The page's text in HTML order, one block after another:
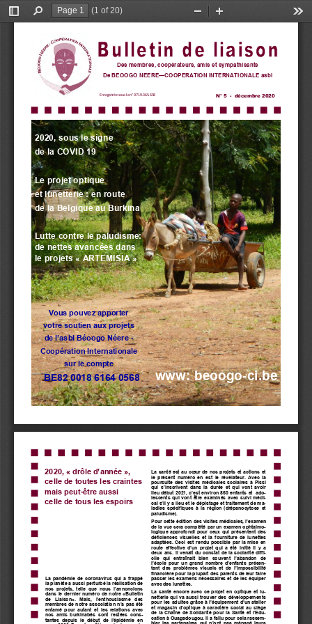
Toggle
Find
(1 of 20)
Zoom
N° 5
  -
  décembre 2020
Enregistrée sous le n° 0719.365.658
www: beoogo-ci.be
Des membres, coopérateurs, amis et sympathisants
De BEOOGO NEERE—COOPERATION INTERNATIONALE asbl
2020, sous le signe
de la COVID 19
Le projet optique
et lunetterie : en route
de la Belgique au Burkina
Lutte contre le paludisme:
de nettes avancées dans
le projets « ARTEMISIA »
Vous pouvez apporter
votre soutien aux projets
de l’asbl Béoogo Néere -
Coopération Internationale
sur le compte
BE82 0018 6164 0568
La pandémie de coronavirus qui a frappé
la planète a aussi perturbé la réalisation de
nos  projets,  telle  que  nous  l’annoncions
dans le dernier numéro de notre «Bulletin
de  Liaison».  Mais,  l’enthousiasme  des
membres de notre association n’a pas été
entamé  pour  autant  et  les  relations  avec
nos  amis  burkinabés  sont  restées  cons-
tantes  depuis  le  début  de  l’épidémie  en
2020, « drôle d’année »,
celle de toutes les craintes
mais peut-être aussi
celle de tous les espoirs
La santé est au cœur de nos projets et actions et
le  présent  numéro  en  est  le  révélateur.  Avec  la
poursuite des visites médicales scolaires à Pissi
qui  s’inscrivent  dans  la  durée  et  qui  vont  avoir
lieu début 2021, c’est environ 850 enfants et  ado-
lescents qui vont être examinés avec suivi médi-
cal s’il y a lieu et le dépistage et traitement de ma-
ladies spécifiques à la région (drépanocytose et
paludisme).
Pour cette édition des visites médicales, l’examen
de la vue sera complété par un examen ophtalmo-
logique approfondi pour ceux qui présentent des
déficiences visuelles et  la fourniture de lunettes
adaptées. Ceci est rendu possible par la mise en
route  effective  d’un  projet  qui  a  été  initié  il  y  a
deux ans. Il venait du constat de la scolarité diffi-
cile  qui  entraînait  bien  souvent  l’abandon  de
l’école pour un grand nombre d’enfants présen-
tant  des  problèmes  visuels  et  de  l’impossibilité
financière pour la plupart des parents de leur faire
passer les examens nécessaires et de les équiper
avec des lunettes.
La santé encore avec ce projet en optique et lu-
netterie qui va aussi trouver des développements
pour les adultes grâce à l’équipement d’un atelier
et magasin d’optique à caractère social au siège
de la Chaîne de Solidarité pour la Santé et l’Edu-
cation à Ouagadougou. Il a fallu pour cela rassem-
bler  les  partenaires  qui  n’ont  pas  ménagé  leurs